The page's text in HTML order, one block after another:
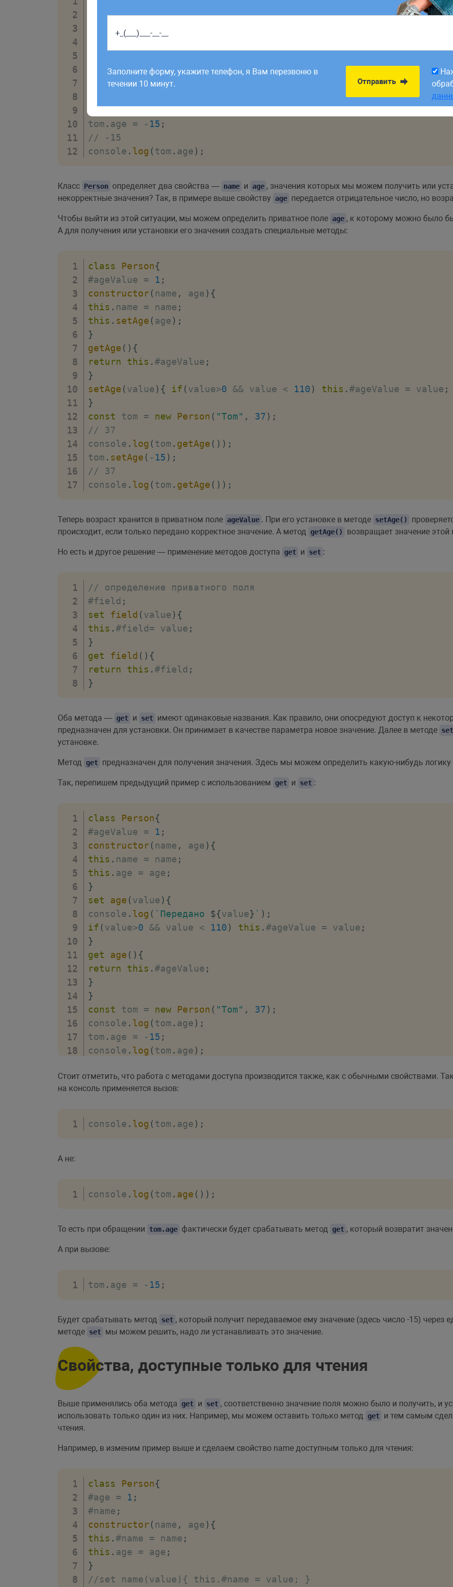
constructor(name, age){
name
const tom = new
tom . age = - 15 ;
// -15
console . log (tom . age) ;
Класс Person определяет два свойства — name и age , значения которых мы можем получить или
некорректные значения? Так, в примере выше свойству age передается отрицательное число, но
Чтобы выйти из этой ситуации, мы можем определить приватное поле age , к которому можно было
А для получения или установки его значения создать специальные методы:
class Person{
#ageValue = 1 ;
constructor ( name , age) {
this . name = name ;
this . setAge (age) ;
}
getAge ( ) {
return
this .#ageValue ;
}
setAge (value) { if (value>0 && value < 110) this .#ageValue = value ;
}
const tom = new Person ( "Tom" , 37) ;
// 37
console . log (tom . getAge ( ) ) ;
tom . setAge ( - 15) ;
// 37
console . log (tom . getAge ( ) ) ;
Теперь возраст хранится в приватном поле ageValue . При его установке в методе setAge()
происходит, если только передано корректное значение. А метод getAge() возвращает значение этой
Но есть и другое решение — применение методов доступа get и set :
// определение приватного поля
#field ;
set
field (value) {
this .#field= value ;
}
get
field ( ) {
return
this .#field ;
}
Оба метода — get и set имеют одинаковые названия. Как правило, они опосредуют доступ к
предназначен для установки. Он принимает в качестве параметра новое значение. Далее в методе set
установке.
Метод get предназначен для получения значения. Здесь мы можем определить какую-нибудь
Так, перепишем предыдущий пример с использованием get и set :
class Person{
#ageValue = 1 ;
constructor ( name , age) {
this . name = name ;
this . age = age ;
}
set
age (value) {
console . log ( ` Передано ${value} ` ) ;
if (value>0 && value < 110) this .#ageValue = value ;
}
get
age ( ) {
return
this .#ageValue ;
}
}
const tom = new Person ( "Tom" , 37) ;
console . log (tom . age) ;
tom . age = - 15 ;
console . log (tom . age) ;
Стоит отметить, что работа с методами доступа производится также, как с обычными свойствами.
на консоль применяется вызов:
console . log (tom . age) ;
А не:
console . log (tom . age ( ) ) ;
То есть при обращении tom.age фактически будет срабатывать метод get , который возвратит
А при вызове:
tom . age = - 15 ;
Будет срабатывать метод set , который получит передаваемое ему значение (здесь число -15)
методе set мы можем решить, надо ли устанавливать это значение.
Свойства, доступные только для чтения
Выше применялись оба метода get и set , соответственно значение поля можно было и получить, и
использовать только один из них. Например, мы можем оставить только метод get и тем самым
чтения.
Например, в изменим пример выше и сделаем свойство name доступным только для чтения:
class Person{
#age = 1 ;
#name ;
constructor ( name , age) {
this .#name = name ;
this . age = age ;
}
//set name(value){ this.#name = value; }
Работаем по будням с 9:00 до 18:00. Заявки,
рабочий день до 12:00.
Заполните форму, укажите телефон, я Вам перезвоню в
течении 10 минут.
Отправить